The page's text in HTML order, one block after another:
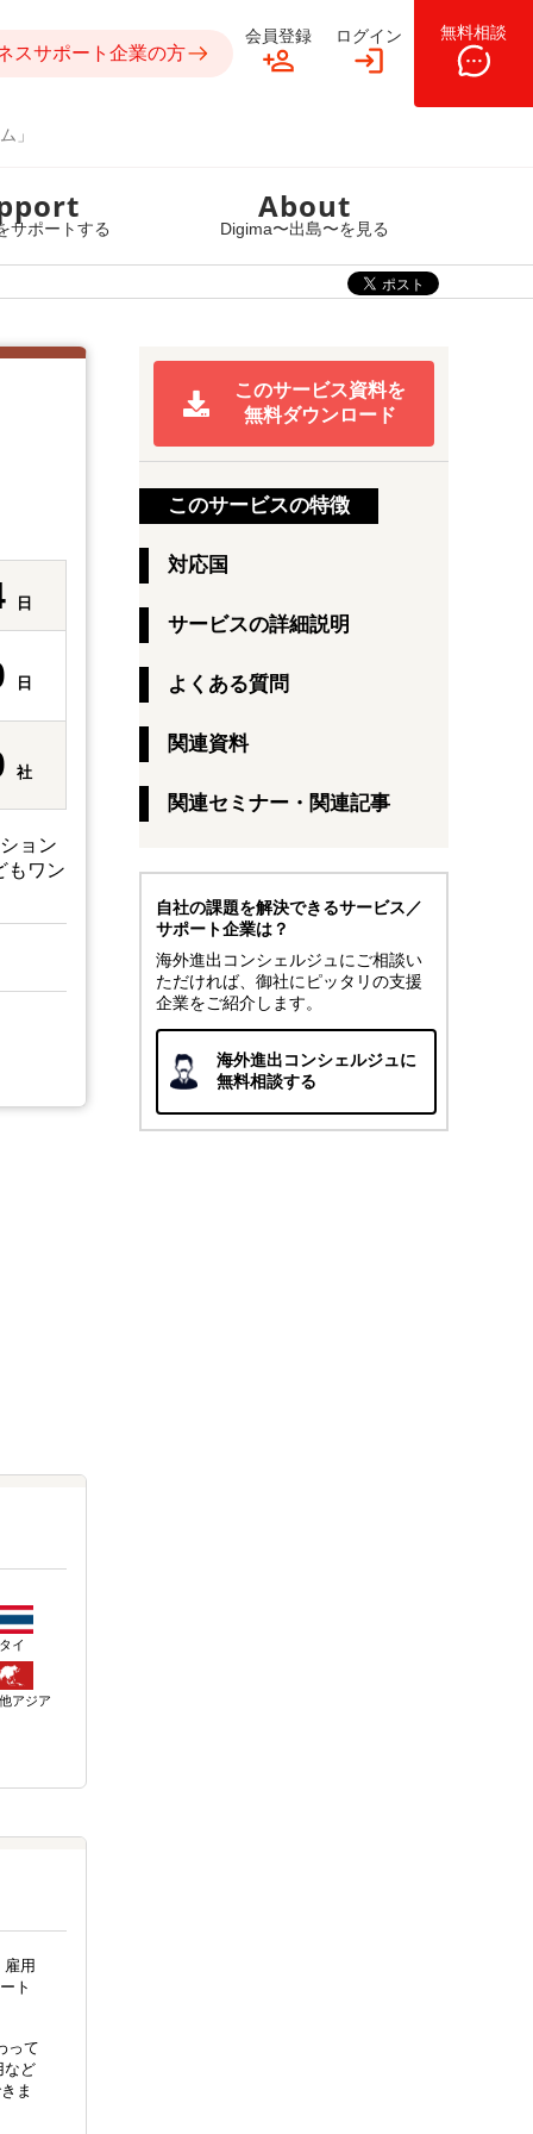
」
スサポート企業の方
会員登録 ログイン 無料相談
サポートする
About
Digima〜出島〜を見る
日
日
社
ョン
もワン
タイ
アジア
用
ト
って
など
ま
このサービス資料を
無料ダウンロード
このサービスの特徴
対応国
サービスの詳細説明
よくある質問
関連資料
関連セミナー・関連記事
自社の課題を解決できるサービス／
サポート企業は？
海外進出コンシェルジュにご相談い
ただければ、御社にピッタリの支援
企業をご紹介します。
海外進出コンシェルジュに
無料相談する